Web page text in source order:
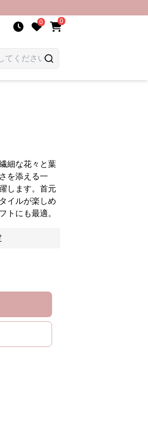
0 0
細な花々と葉
を添える一
します。首元
イルが楽しめ
トにも最適。